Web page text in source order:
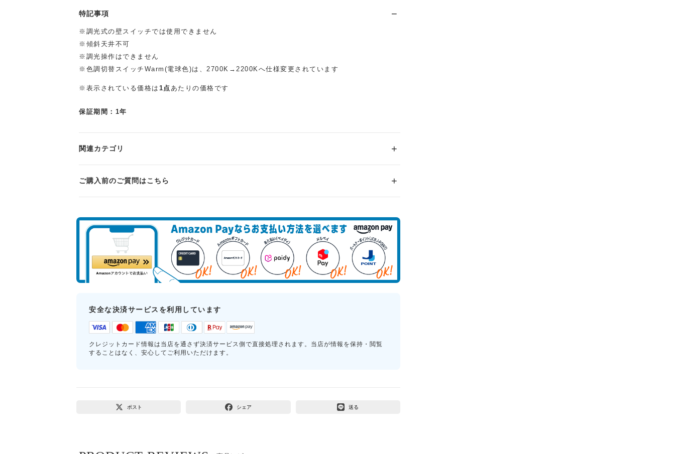
特記事項
※調光式の壁スイッチでは使用できません
※傾斜天井不可
※調光操作はできません
※色調切替スイッチWarm(電球色)は、2700K→2200Kへ仕様変更されています
※表示されている価格は 1点あたりの価格です
保証期間：1年
関連カテゴリ
ご購入前のご質問はこちら
安全な決済サービスを利用しています
クレジットカード情報は当店を通さず決済サービス側で直接処理されます。当店が情報を保持・閲覧
することはなく、安心してご利用いただけます。
ポスト シェア 送る